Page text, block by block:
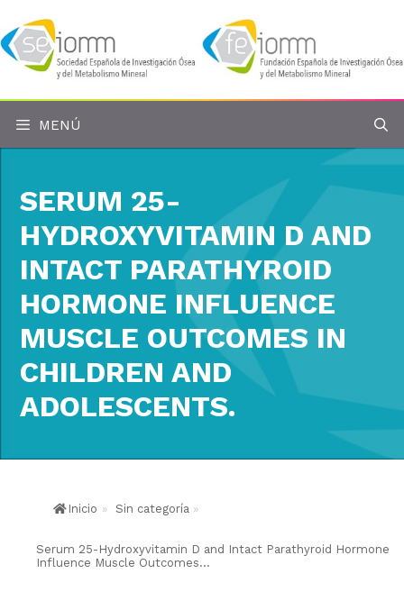
al
contenido
MENÚ
SERUM 25-
HYDROXYVITAMIN D AND
INTACT PARATHYROID
HORMONE INFLUENCE
MUSCLE OUTCOMES IN
CHILDREN AND
ADOLESCENTS.
Inicio » Sin categoría »
Serum 25-Hydroxyvitamin D and Intact Parathyroid Hormone
Influence Muscle Outcomes...